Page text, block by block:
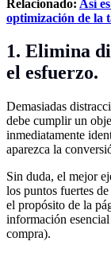
Relacionado: Así
optimización de la
1. Elimina
el esfuerzo.
Demasiadas
debe cumplir un
inmediatamente
aparezca la
Sin duda, el mejor
los puntos fuertes
el propósito de la
información
compra).